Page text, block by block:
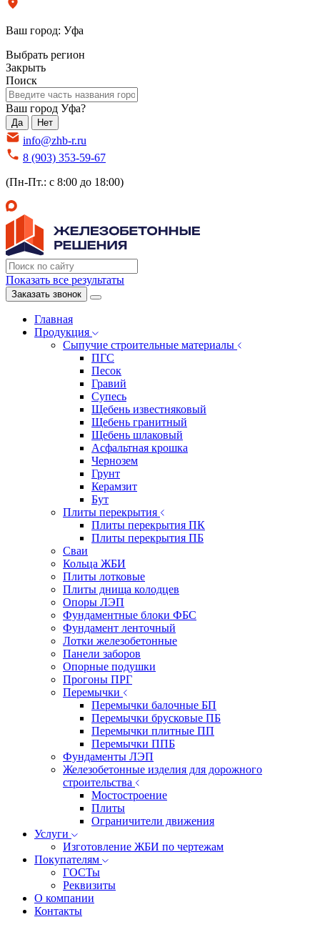
Ваш город: Уфа
Выбрать регион
Закрыть
Поиск
Ваш город Уфа?
Да Нет
info@zhb-r.ru
8 (903) 353-59-67
(Пн-Пт.: с 8:00 до 18:00)
Показать все результаты
Заказать звонок
Главная
Продукция
Сыпучие строительные материалы
ПГС
Песок
Гравий
Супесь
Щебень известняковый
Щебень гранитный
Щебень шлаковый
Асфальтная крошка
Чернозем
Грунт
Керамзит
Бут
Плиты перекрытия
Плиты перекрытия ПК
Плиты перекрытия ПБ
Сваи
Кольца ЖБИ
Плиты лотковые
Плиты днища колодцев
Опоры ЛЭП
Фундаментные блоки ФБС
Фундамент ленточный
Лотки железобетонные
Панели заборов
Опорные подушки
Прогоны ПРГ
Перемычки
Перемычки балочные БП
Перемычки брусковые ПБ
Перемычки плитные ПП
Перемычки ППБ
Фундаменты ЛЭП
Железобетонные изделия для дорожного
строительства
Мостостроение
Плиты
Ограничители движения
Услуги
Изготовление ЖБИ по чертежам
Покупателям
ГОСТы
Реквизиты
О компании
Контакты